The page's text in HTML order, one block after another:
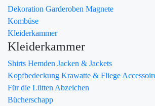
Dekoration Garderoben Magnete
Kombüse
Kleiderkammer
Kleiderkammer
Shirts Hemden Jacken & Jackets
Kopfbedeckung Krawatte & Fliege
Für die Lütten Abzeichen
Bücherschapp